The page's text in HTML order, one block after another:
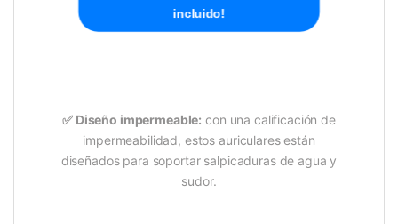
incluido!
✅ Diseño impermeable: con una calificación de
impermeabilidad, estos auriculares están
diseñados para soportar salpicaduras de agua y
sudor.